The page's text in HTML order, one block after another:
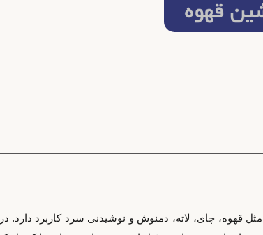
قهوه، چای، لاته، دمنوش و نوشیدنی سرد کاربرد